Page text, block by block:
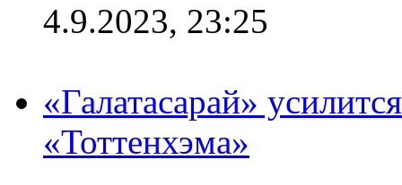
4.9.2023, 23:25
«Галатасарай»
«Тоттенхэма»